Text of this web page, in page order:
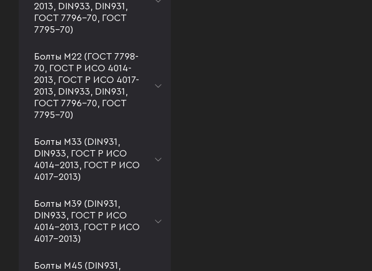
2013, DIN933, DIN931,
ГОСТ 7796-70, ГОСТ
7795-70)
Болты М22 (ГОСТ 7798-
70, ГОСТ Р ИСО 4014-
2013, ГОСТ Р ИСО 4017-
2013, DIN933, DIN931,
ГОСТ 7796-70, ГОСТ
7795-70)
Болты М33 (DIN931,
DIN933, ГОСТ Р ИСО
4014-2013, ГОСТ Р ИСО
4017-2013)
Болты М39 (DIN931,
DIN933, ГОСТ Р ИСО
4014-2013, ГОСТ Р ИСО
4017-2013)
Болты М45 (DIN931,